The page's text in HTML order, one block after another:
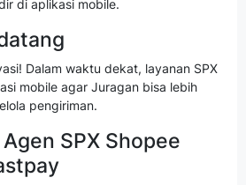
di aplikasi mobile.
Dalam waktu dekat, layanan SPX
mobile agar Juragan bisa lebih
pengiriman.
SPX Shopee